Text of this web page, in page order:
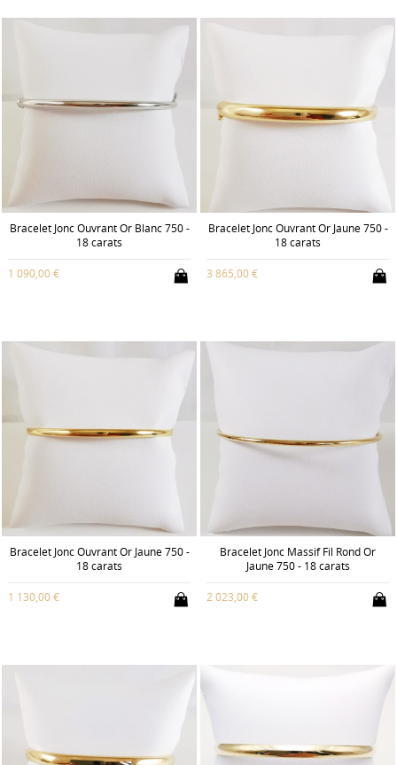
Bracelet Jonc Ouvrant Or Blanc 750 -
18 carats
1 090,00 €
Bracelet Jonc Ouvrant Or Jaune 750 -
18 carats
3 865,00 €
Bracelet Jonc Ouvrant Or Jaune 750 -
18 carats
1 130,00 €
Bracelet Jonc Massif Fil Rond Or
Jaune 750 - 18 carats
2 023,00 €